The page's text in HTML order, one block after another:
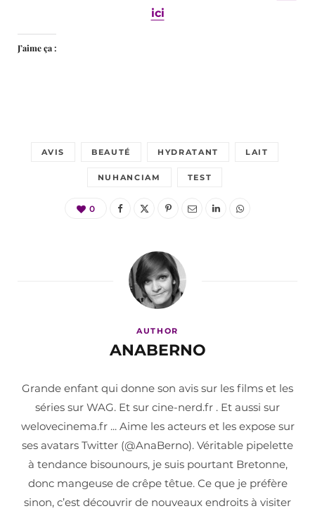
ici
J’aime ça :
AVIS BEAUTÉ HYDRATANT LAIT
NUHANCIAM TEST
0
AUTHOR
ANABERNO
Grande enfant qui donne son avis sur les films et les
séries sur WAG. Et sur cine-nerd.fr . Et aussi sur
welovecinema.fr ... Aime les acteurs et les expose sur
ses avatars Twitter (@AnaBerno). Véritable pipelette
à tendance bisounours, je suis pourtant Bretonne,
donc mangeuse de crêpe têtue. Ce que je préfère
sinon, c’est découvrir de nouveaux endroits à visiter